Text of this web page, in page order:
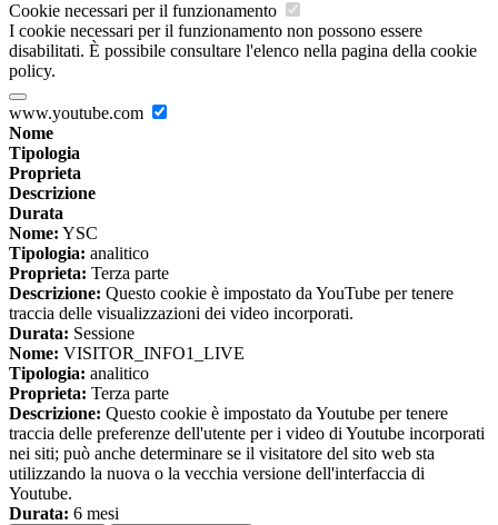
Cookie necessari per il funzionamento
I cookie necessari per il funzionamento non possono essere
disabilitati. È possibile consultare l'elenco nella pagina della cookie
policy.
www.youtube.com
Nome
Tipologia
Proprieta
Descrizione
Durata
Nome: YSC
Tipologia: analitico
Proprieta: Terza parte
Descrizione: Questo cookie è impostato da YouTube per tenere
traccia delle visualizzazioni dei video incorporati.
Durata: Sessione
Nome: VISITOR_INFO1_LIVE
Tipologia: analitico
Proprieta: Terza parte
Descrizione: Questo cookie è impostato da Youtube per tenere
traccia delle preferenze dell'utente per i video di Youtube incorporati
nei siti; può anche determinare se il visitatore del sito web sta
utilizzando la nuova o la vecchia versione dell'interfaccia di
Youtube.
Durata: 6 mesi